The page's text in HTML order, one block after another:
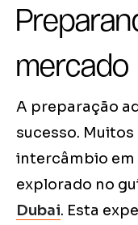
mercado
A preparação
sucesso.
intercâmbio
explorado no
Dubai. Esta